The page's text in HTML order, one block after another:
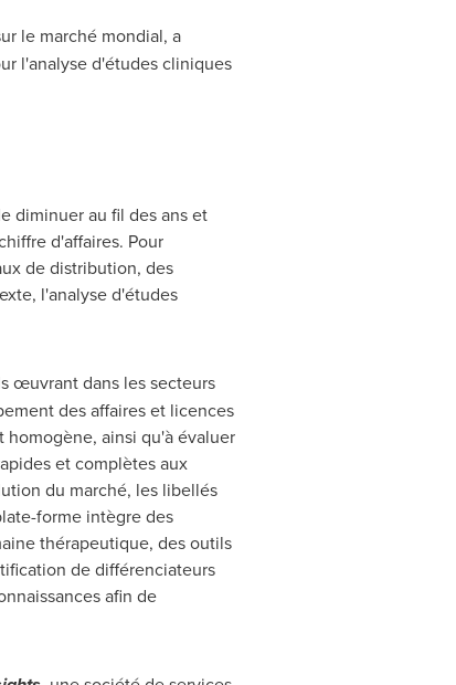
le marché mondial, a
l'analyse d'études cliniques
diminuer au fil des ans et
d'affaires. Pour
de distribution, des
l'analyse d'études
œuvrant dans les secteurs
des affaires et licences
ainsi qu'à évaluer
et complètes aux
du marché, les libellés
forme intègre des
thérapeutique, des outils
de différenciateurs
afin de